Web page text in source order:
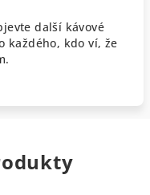
další kávové
každého, kdo ví, že